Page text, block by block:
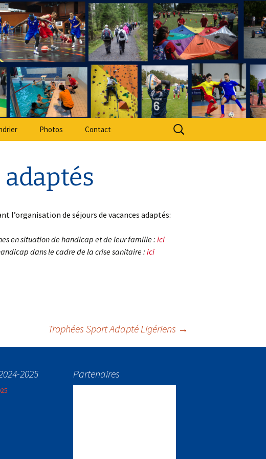
Adapté 49
Photos Contact
Rechercher :
l’organisation de séjours de vacances adaptés:
en situation de handicap et de leur famille : ici
dans le cadre de la crise sanitaire : ici
Trophées Sport Adapté Ligériens →
2025 Partenaires